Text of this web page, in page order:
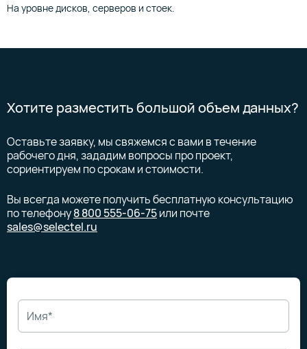
На уровне дисков, серверов и стоек.
Хотите разместить большой объем данных?
Оставьте заявку, мы свяжемся с вами в течение
рабочего дня, зададим вопросы про проект,
сориентируем по срокам и стоимости.
Вы всегда можете получить бесплатную консультацию
по телефону8 800 555-06-75или почте
sales@selectel.ru